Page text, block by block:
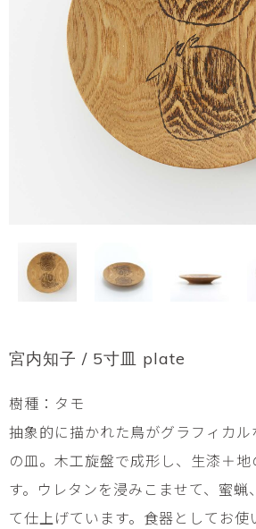
宮内知子 / 5寸皿 plate
樹種：タモ
抽象的に描かれた鳥がグラフィカ
の皿。木工旋盤で成形し、生漆＋
す。ウレタンを浸みこませて、蜜蝋
て仕上げています。食器としてお使